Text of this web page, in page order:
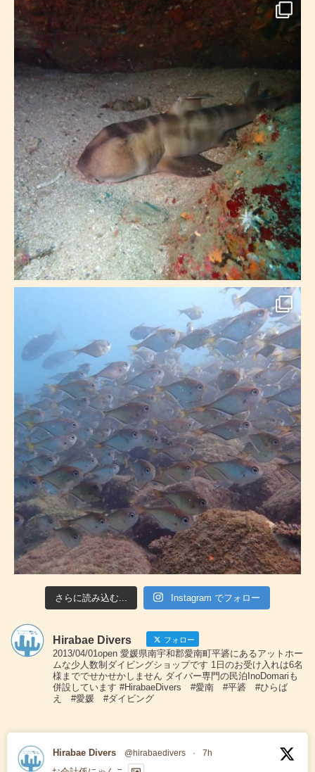
さらに読み込む... Instagram でフォロー
Hirabae Divers フォロー
2013/04/01open 愛媛県南宇和郡愛南町平碆にあるアットホー
ムな少人数制ダイビングショップです 1日のお受け入れは6名
様まででせかせかしません ダイバー専門の民泊InoDomariも
併設しています #HirabaeDivers #愛南 #平碆 #ひらば
え #愛媛 #ダイビング
Hirabae Divers @hirabaedivers · 7h